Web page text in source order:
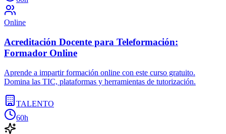
Online
Acreditación Docente para Teleformación:
Formador Online
Aprende a impartir formación online con este curso gratuito.
Domina las TIC, plataformas y herramientas de tutorización.
TALENTO
60h